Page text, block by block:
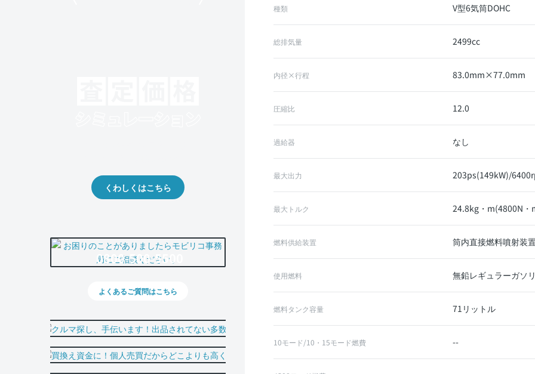
種類 V型6気筒DOHC
総排気量 2499cc
内径×行程 83.0mm×77.0mm
圧縮比 12.0
過給器 なし
最大出力 203ps(149kW)/
最大トルク 24.8kg・m(4800N
燃料供給装置 筒内直接燃料噴射装
使用燃料 無鉛レギュラーガソ
燃料タンク容量 71リットル
10モード/10・15モード燃費 --
くわしくはこちら
0800-500-5500
よくあるご質問はこちら